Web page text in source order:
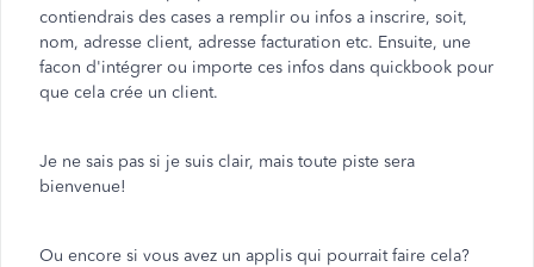
contiendrais des cases a remplir ou infos a inscrire, soit,
nom, adresse client, adresse facturation etc. Ensuite, une
facon d'intégrer ou importe ces infos dans quickbook pour
que cela crée un client.
Je ne sais pas si je suis clair, mais toute piste sera
bienvenue!
Ou encore si vous avez un applis qui pourrait faire cela?